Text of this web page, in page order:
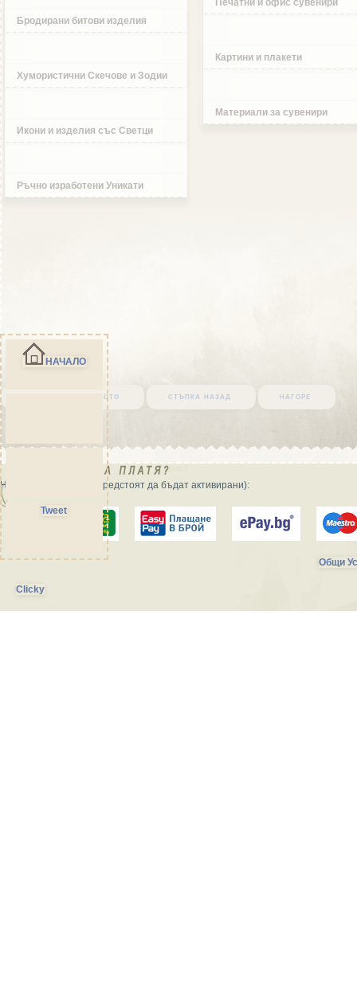
Бродирани битови изделия
Хумористични Скечове и Зодии
Икони и изделия със Светци
Ръчно изработени Уникати
Печатни и офис сувенири
Картини и плакети
Материали за сувенири
върни се в началото стъпка назад нагоре
Начини на плащане (предстоят да бъдат активирани):
Общи
Clicky
НАЧАЛО
Tweet